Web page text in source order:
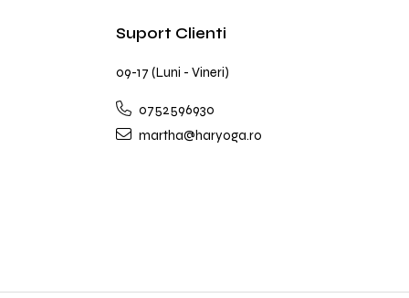
Suport Clienti
09-17 (Luni - Vineri)
0752596930
martha@haryoga.ro